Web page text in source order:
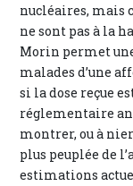
nucléaires, mais
ne sont pas à la
Morin permet
malades d’une
si la dose reçue
réglementaire
montrer, ou à
plus peuplée de
estimations